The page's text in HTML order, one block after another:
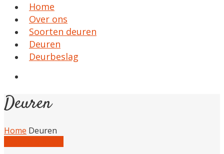
Home
Over ons
Soorten deuren
Deuren
Deurbeslag
Deuren
Home Deuren